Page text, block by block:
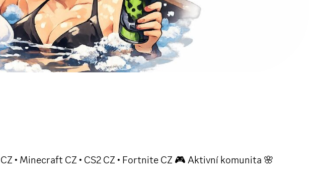
• Minecraft CZ • CS2 CZ • Fortnite CZ 🎮 Aktivní komunita 🌸